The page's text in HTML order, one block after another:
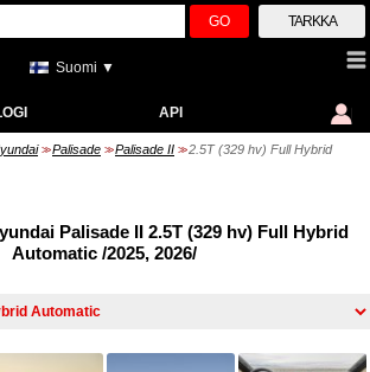
GO TARKKA
Suomi ▼
API
>> Palisade >> Palisade II >> 2.5T (329 hv) Full Hybrid
Palisade II 2.5T (329 hv) Full Hybrid
Automatic /2025, 2026/